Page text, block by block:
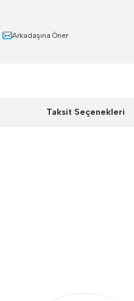
Arkadaşına Öner
Taksit Seçenekleri